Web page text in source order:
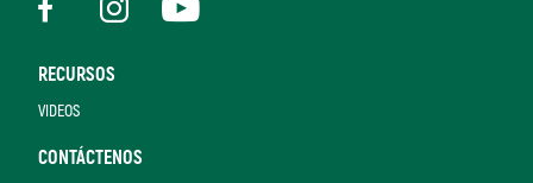
RECURSOS
VIDEOS
CONTÁCTENOS